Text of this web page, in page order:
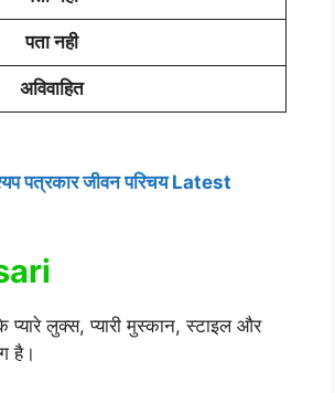
पता नही
अविवाहित
जीवन परिचय Latest
लुक्स, प्यारी मुस्कान, स्टाइल और
है।